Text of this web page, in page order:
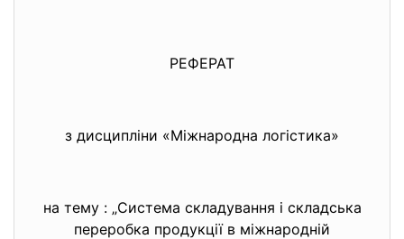
РЕФЕРАТ
з дисципліни «Міжнародна логістика»
на тему : „Система складування і складська
переробка продукції в міжнародній